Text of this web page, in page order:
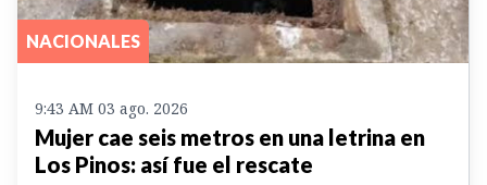
NACIONALES
9:43 AM 03 ago. 2026
Mujer cae seis metros en una letrina en
Los Pinos: así fue el rescate